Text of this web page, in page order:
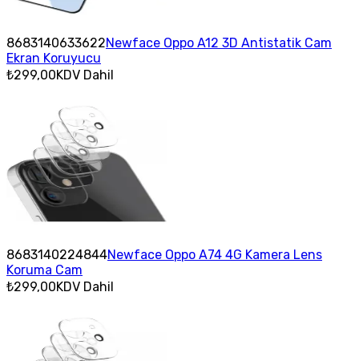
8683140633622Newface Oppo A12 3D Antistatik Cam
Ekran Koruyucu
₺299,00KDV Dahil
8683140224844Newface Oppo A74 4G Kamera Lens
Koruma Cam
₺299,00KDV Dahil